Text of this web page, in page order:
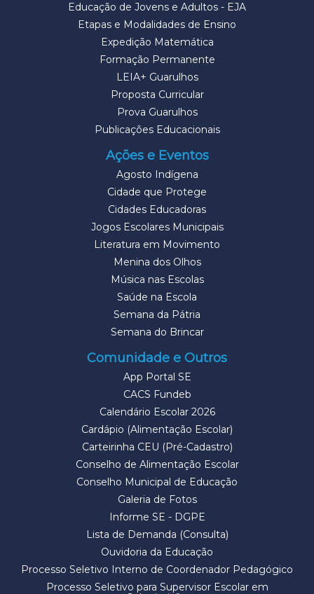
Educação de Jovens e Adultos - EJA
Etapas e Modalidades de Ensino
Expedição Matemática
Formação Permanente
LEIA+ Guarulhos
Proposta Curricular
Prova Guarulhos
Publicações Educacionais
Ações e Eventos
Agosto Indígena
Cidade que Protege
Cidades Educadoras
Jogos Escolares Municipais
Literatura em Movimento
Menina dos Olhos
Música nas Escolas
Saúde na Escola
Semana da Pátria
Semana do Brincar
Comunidade e Outros
App Portal SE
CACS Fundeb
Calendário Escolar 2026
Cardápio (Alimentação Escolar)
Carteirinha CEU (Pré-Cadastro)
Conselho de Alimentação Escolar
Conselho Municipal de Educação
Galeria de Fotos
Informe SE - DGPE
Lista de Demanda (Consulta)
Ouvidoria da Educação
Processo Seletivo Interno de Coordenador Pedagógico
Processo Seletivo para Supervisor Escolar em